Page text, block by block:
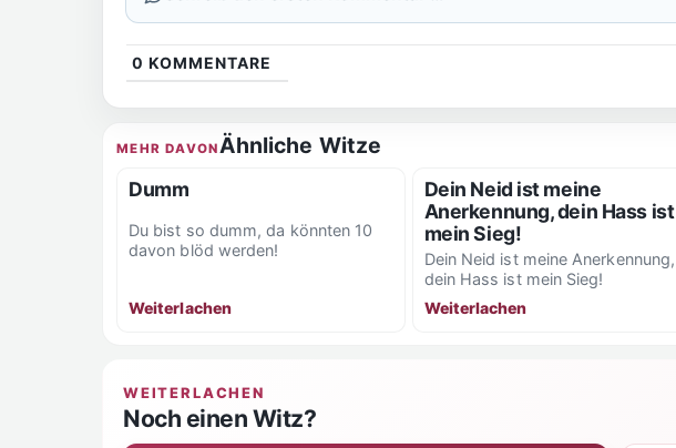
0 KOMMENTARE
MEHR DAVONÄhnliche Witze
Dumm
Du bist so dumm, da könnten 10
davon blöd werden!
Weiterlachen
Dein Neid ist meine
Anerkennung, dein Hass ist
mein Sieg!
Dein Neid ist meine Anerkennung,
dein Hass ist mein Sieg!
Weiterlachen
WEITERLACHEN
Noch einen Witz?